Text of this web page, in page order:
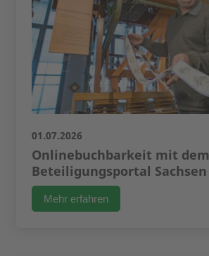
01.07.2026
Onlinebuchbarkeit mit dem
Beteiligungsportal Sachsen
Mehr erfahren